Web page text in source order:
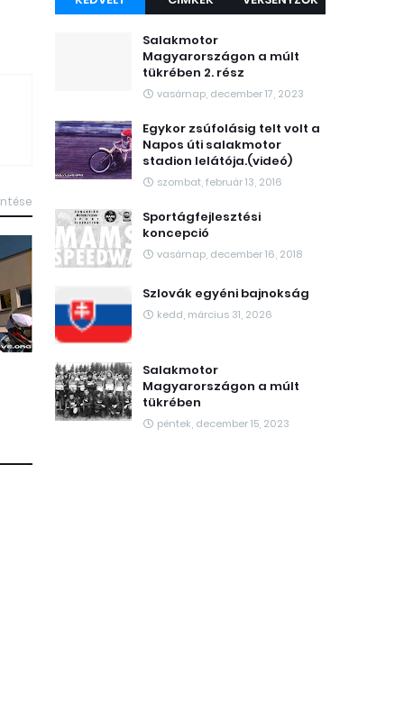
Salakmotor
Magyarországon a múlt
tükrében 2. rész
vasárnap, december 17, 2023
Egykor zsúfolásig telt volt a
Napos úti salakmotor
stadion lelátója.(videó)
szombat, február 13, 2016
Sportágfejlesztési
koncepció
vasárnap, december 16, 2018
Szlovák egyéni bajnokság
kedd, március 31, 2026
Salakmotor
Magyarországon a múlt
tükrében
péntek, december 15, 2023